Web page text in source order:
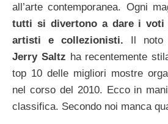
all’arte contemporanea. Ogni
tutti si divertono a dare i
artisti e collezionisti. Il noto
Jerry Saltz ha recentemente
top 10 delle migliori mostre
nel corso del 2010. Ecco in
classifica. Secondo noi manca